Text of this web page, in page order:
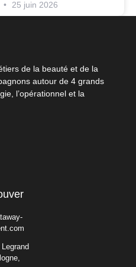
25 juin 2026
de la beauté et de la
autour de 4 grands
l’opérationnel et la